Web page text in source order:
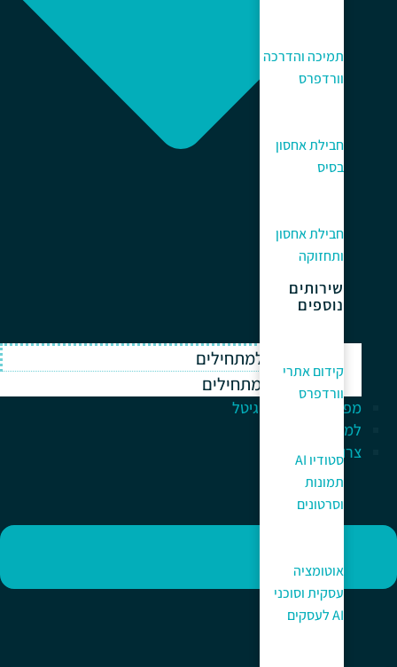
תמיכה והדרכה
וורדפרס
חבילת אחסון
בסיס
חבילת אחסון
ותחזוקה
שירותים
נוספים
קידום אתרי
וורדפרס
סטודיו AI
תמונות
וסרטונים
אוטומציה
עסקית וסוכני
AI לעסקים
וורדפרס למתחילים
ווקומרס למתחילים
מפתח לעולם הדיגיטל
למה כאן?
צרו קשר